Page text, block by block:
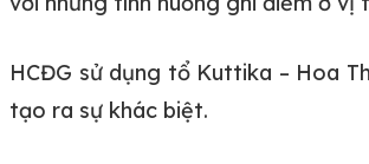
HCĐG sử dụng tổ Kuttika – Hoa
tạo ra sự khác biệt.